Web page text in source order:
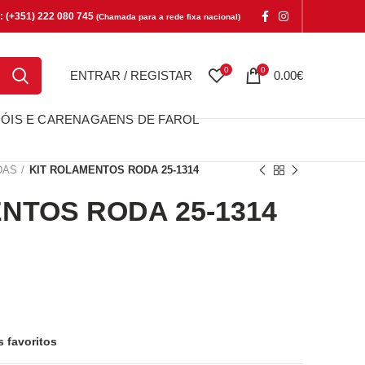
(+351) 222 080 745 (Chamada para a rede fixa nacional)
ENTRAR / REGISTAR 0 0 0.00€
E CARENAGAENS DE FAROL
KIT ROLAMENTOS RODA 25-1314
RODA 25-1314
favoritos